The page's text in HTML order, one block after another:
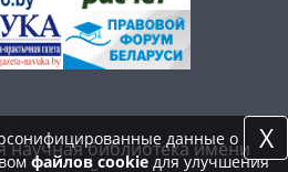
научная библиотека имени
данные о
файлов cookieдля улучшения
X